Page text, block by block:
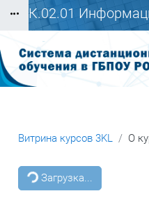
МДК.02.01
технологии в
Блоки
Витрина курсов 3KL О
БлокиЗагрузка...